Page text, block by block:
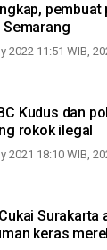
Semarang
2022 11:51 WIB,
Kudus dan
rokok ilegal
2021 18:10 WIB,
Surakarta
keras